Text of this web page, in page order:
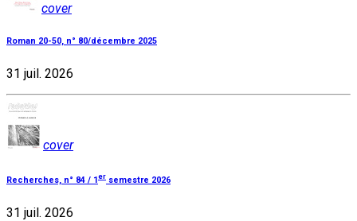
cover
Roman 20-50, n° 80/décembre 2025
31 juil. 2026
cover
Recherches, n° 84 / 1er semestre 2026
31 juil. 2026